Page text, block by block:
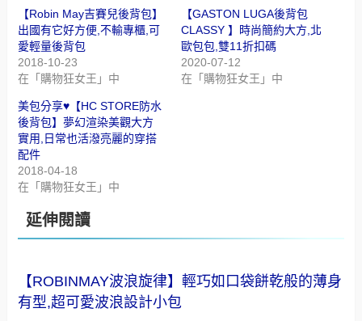
【Robin May吉賽兒後背包】
出國有它好方便,不輸專櫃,可
愛輕量後背包
2018-10-23
在「購物狂女王」中
【GASTON LUGA後背包
CLASSY 】時尚簡約大方,北
歐包包,雙11折扣碼
2020-07-12
在「購物狂女王」中
美包分享♥【HC STORE防水
後背包】夢幻渲染美觀大方
實用,日常也活潑亮麗的穿搭
配件
2018-04-18
在「購物狂女王」中
延伸閱讀
【ROBINMAY波浪旋律】輕巧如口袋餅乾般的薄身
有型,超可愛波浪設計小包